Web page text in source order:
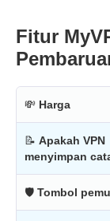
Fitur
💸 Harga
📝 Apakah VPN
menyimpan
🛡 Tombol